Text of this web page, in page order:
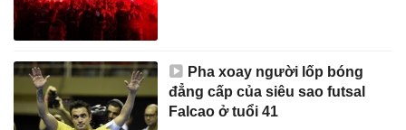
Pha xoay người lốp bóng
đẳng cấp của siêu sao futsal
Falcao ở tuổi 41